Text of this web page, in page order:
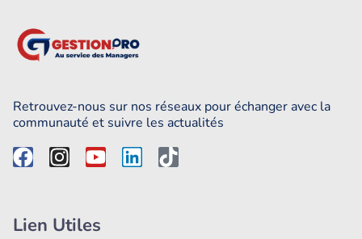
Retrouvez-nous sur nos réseaux pour échanger avec la
communauté et suivre les actualités
Lien Utiles